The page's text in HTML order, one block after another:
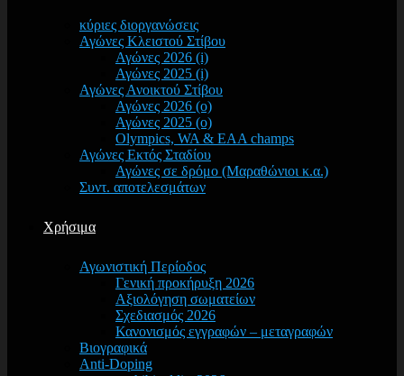
κύριες διοργανώσεις
Αγώνες Κλειστού Στίβου
Αγώνες 2026 (i)
Αγώνες 2025 (i)
Αγώνες Ανοικτού Στίβου
Αγώνες 2026 (o)
Αγώνες 2025 (o)
Olympics, WA & EAA champs
Αγώνες Εκτός Σταδίου
Αγώνες σε δρόμο (Μαραθώνιοι κ.α.)
Συντ. αποτελεσμάτων
Χρήσιμα
Αγωνιστική Περίοδος
Γενική προκήρυξη 2026
Αξιολόγηση σωματείων
Σχεδιασμός 2026
Κανονισμός εγγραφών – μεταγραφών
Βιογραφικά
Anti-Doping